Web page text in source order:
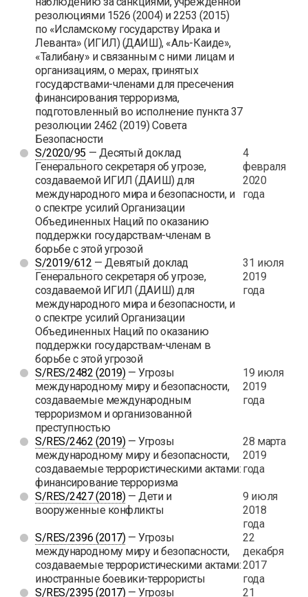
резолюциями 1526 (2004) и 2253 (2015)
по «Исламскому государству Ирака и
Леванта» (ИГИЛ) (ДАИШ), «Аль-Каиде»,
«Талибану» и связанным с ними лицам и
организациям, о мерах, принятых
государствами-членами для пресечения
финансирования терроризма,
подготовленный во исполнение пункта 37
резолюции 2462 (2019) Совета
Безопасности
S/2020/95 — Десятый доклад
Генерального секретаря об угрозе,
создаваемой ИГИЛ (ДАИШ) для
международного мира и безопасности, и
о спектре усилий Организации
Объединенных Наций по оказанию
поддержки государствам-членам в
борьбе с этой угрозой
4
февраля
2020
года
S/2019/612 — Девятый доклад
Генерального секретаря об угрозе,
создаваемой ИГИЛ (ДАИШ) для
международного мира и безопасности, и
о спектре усилий Организации
Объединенных Наций по оказанию
поддержки государствам-членам в
борьбе с этой угрозой
31 июля
2019
года
S/RES/2482 (2019)— Угрозы
международному миру и безопасности,
создаваемые международным
терроризмом и организованной
преступностью
19 июля
2019
года
S/RES/2462 (2019)— Угрозы
международному миру и безопасности,
создаваемые террористическими актами:
финансирование терроризма
28 марта
2019
года
S/RES/2427 (2018)— Дети и
вооруженные конфликты
9 июля
2018
года
S/RES/2396 (2017)— Угрозы
международному миру и безопасности,
создаваемые террористическими актами:
иностранные боевики-террористы
22
декабря
2017
года
S/RES/2395 (2017)— Угрозы
21